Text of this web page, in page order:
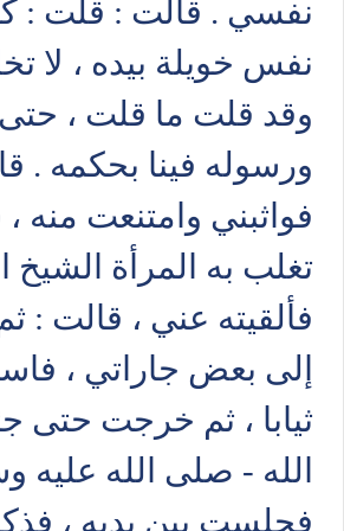
نفسي . قالت : قلت :
نفس خويلة بيده ، لا
وقد قلت ما قلت ، حتى
ورسوله فينا بحكمه .
فواثبني وامتنعت منه ،
تغلب به المرأة الشيخ
فألقيته عني ، قالت :
إلى بعض جاراتي ،
ثيابا ، ثم خرجت
الله - صلى الله عليه
فجلست بين يديه ،